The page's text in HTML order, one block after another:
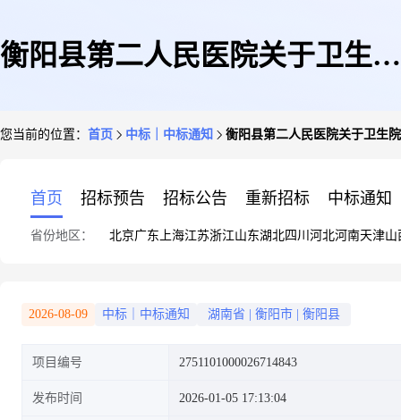
衡阳县第二人民医院关于卫生院
您当前的位置： 首页 中标｜中标通知 衡阳县第二人民医院关于卫生
首页 招标预告 招标公告 重新招标 中标通知
省份地区： 北京广东 上海江苏浙江山东湖北四川 河北河南天津山
2026-08-09 中标｜中标通知 湖南省 衡阳市 衡阳县
项目编号 2751101000026714843
发布时间 2026-01-05 17:13:04